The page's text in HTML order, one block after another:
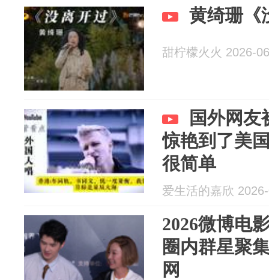
黄绮珊《
甜柠檬火火 2026-
国外网友
惊艳到了美
很简单
爱生活的嘉欣
2026微博电
圈内群星聚
网